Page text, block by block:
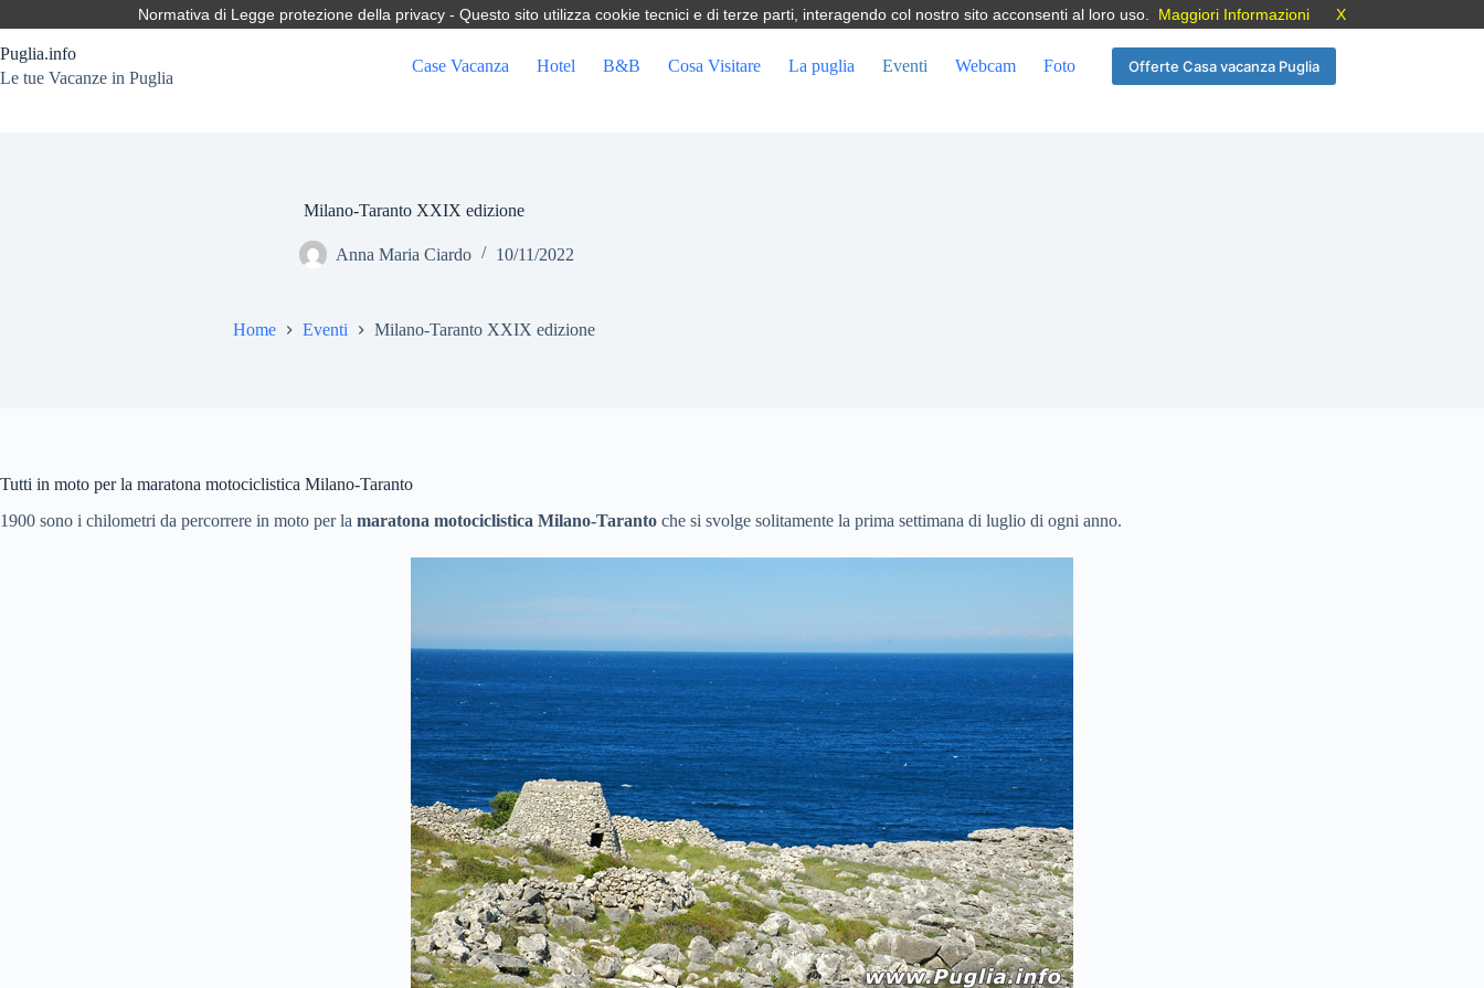
al
contenuto
Puglia.info
Le tue Vacanze in Puglia
Case Vacanza Hotel B&B Cosa Visitare La puglia Eventi Webcam Foto Offerte Casa vacanza Puglia
Milano-Taranto XXIX edizione
Anna Maria Ciardo 10/11/2022
Home Eventi Milano-Taranto XXIX edizione
Tutti in moto per la maratona motociclistica Milano-Taranto
1900 sono i chilometri da percorrere in moto per la maratona motociclistica Milano-Taranto che si svolge solitamente la prima settimana di luglio di ogni anno.
Normativa di Legge protezione della privacy - Questo sito utilizza cookie tecnici e di terze parti, interagendo col nostro sito acconsenti al loro uso. Maggiori Informazioni X